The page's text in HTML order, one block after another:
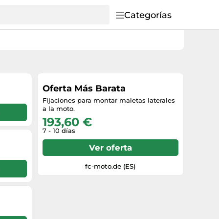
Categorías
Oferta Más Barata
Fijaciones para montar maletas laterales
a la moto.
193,60 €
7 - 10 días
Ver oferta
fc-moto.de (ES)